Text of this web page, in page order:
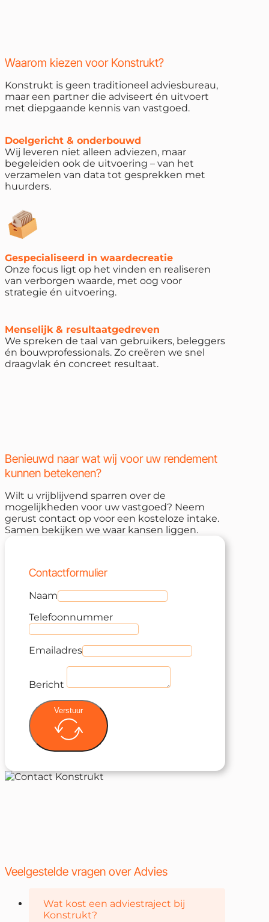
Waarom kiezen voor Konstrukt?
Konstrukt is geen traditioneel adviesbureau,
maar een partner die adviseert én uitvoert
met diepgaande kennis van vastgoed.
Doelgericht & onderbouwd
Wij leveren niet alleen adviezen, maar
begeleiden ook de uitvoering – van het
verzamelen van data tot gesprekken met
huurders.
Gespecialiseerd in waardecreatie
Onze focus ligt op het vinden en realiseren
van verborgen waarde, met oog voor
strategie én uitvoering.
Menselijk & resultaatgedreven
We spreken de taal van gebruikers, beleggers
én bouwprofessionals. Zo creëren we snel
draagvlak én concreet resultaat.
Benieuwd naar wat wij voor uw rendement
kunnen betekenen?
Wilt u vrijblijvend sparren over de
mogelijkheden voor uw vastgoed? Neem
gerust contact op voor een kosteloze intake.
Samen bekijken we waar kansen liggen.
Contactformulier
Naam
Telefoonnummer
Emailadres
Bericht
Verstuur
Veelgestelde vragen over Advies
Wat kost een adviestraject bij
Konstrukt?